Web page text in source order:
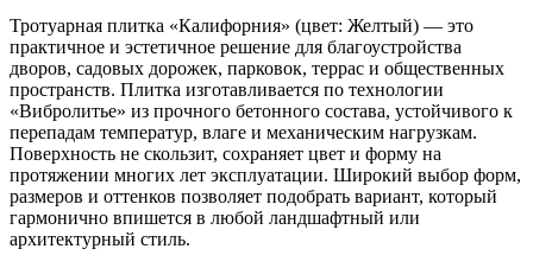
Тротуарная плитка «Калифорния» (цвет: Желтый) — это
практичное и эстетичное решение для благоустройства
дворов, садовых дорожек, парковок, террас и общественных
пространств. Плитка изготавливается по технологии
«Вибролитье» из прочного бетонного состава, устойчивого к
перепадам температур, влаге и механическим нагрузкам.
Поверхность не скользит, сохраняет цвет и форму на
протяжении многих лет эксплуатации. Широкий выбор форм,
размеров и оттенков позволяет подобрать вариант, который
гармонично впишется в любой ландшафтный или
архитектурный стиль.